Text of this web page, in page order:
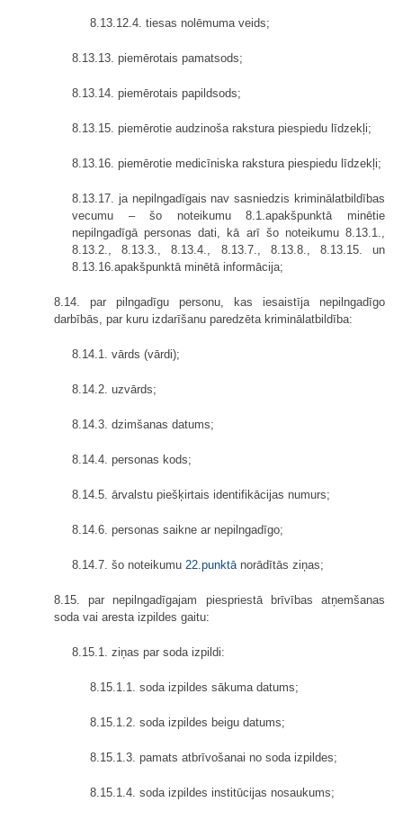
8.13.12.4. tiesas nolēmuma veids;
8.13.13. piemērotais pamatsods;
8.13.14. piemērotais papildsods;
8.13.15. piemērotie audzinoša rakstura piespiedu līdzekļi;
8.13.16. piemērotie medicīniska rakstura piespiedu līdzekļi;
8.13.17. ja nepilngadīgais nav sasniedzis kriminālatbildības
vecumu – šo noteikumu 8.1.apakšpunktā minētie
nepilngadīgā personas dati, kā arī šo noteikumu 8.13.1.,
8.13.2., 8.13.3., 8.13.4., 8.13.7., 8.13.8., 8.13.15. un
8.13.16.apakšpunktā minētā informācija;
8.14. par pilngadīgu personu, kas iesaistīja nepilngadīgo
darbībās, par kuru izdarīšanu paredzēta kriminālatbildība:
8.14.1. vārds (vārdi);
8.14.2. uzvārds;
8.14.3. dzimšanas datums;
8.14.4. personas kods;
8.14.5. ārvalstu piešķirtais identifikācijas numurs;
8.14.6. personas saikne ar nepilngadīgo;
8.14.7. šo noteikumu 22.punktānorādītās ziņas;
8.15. par nepilngadīgajam piespriestā brīvības atņemšanas
soda vai aresta izpildes gaitu:
8.15.1. ziņas par soda izpildi:
8.15.1.1. soda izpildes sākuma datums;
8.15.1.2. soda izpildes beigu datums;
8.15.1.3. pamats atbrīvošanai no soda izpildes;
8.15.1.4. soda izpildes institūcijas nosaukums;